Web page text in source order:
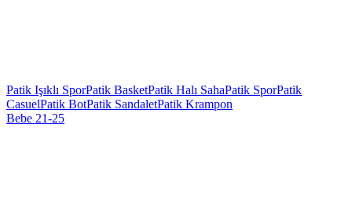
Patik Işıklı SporPatik BasketPatik Halı SahaPatik SporPatik
CasuelPatik BotPatik SandaletPatik Krampon
Bebe 21-25